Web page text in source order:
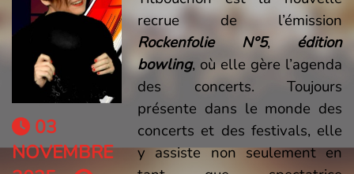
03
NOVEMBRE
recrue de l’émission
Rockenfolie N°5,édition
bowling, où elle gère l’agenda
des concerts. Toujours
présente dans le monde des
concerts et des festivals, elle
y assiste non seulement en